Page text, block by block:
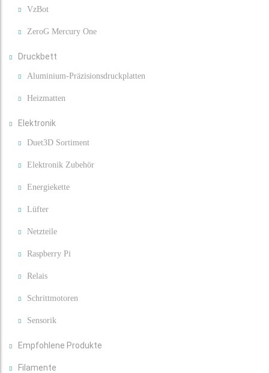
VzBot
ZeroG Mercury One
Druckbett
Aluminium-Präzisionsdruckplatten
Heizmatten
Elektronik
Duet3D Sortiment
Elektronik Zubehör
Energiekette
Lüfter
Netzteile
Raspberry Pi
Relais
Schrittmotoren
Sensorik
Empfohlene Produkte
Filamente